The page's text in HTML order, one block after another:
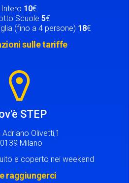
Intero 10€
Scuole 5€
(fino a 4 persone) 18€
sulle tariffe
STEP
Adriano Olivetti,1
Milano
e coperto nei weekend
raggiungerci